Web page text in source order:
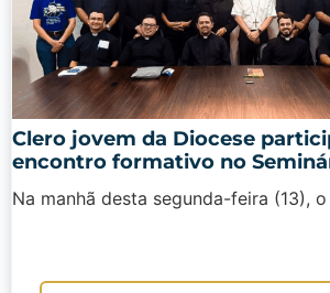
Clero jovem da Diocese
encontro formativo no
Na manhã desta segunda-feira (13),